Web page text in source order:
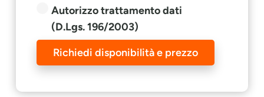
Autorizzo trattamento dati
(D.Lgs. 196/2003)
Richiedi disponibilità e prezzo